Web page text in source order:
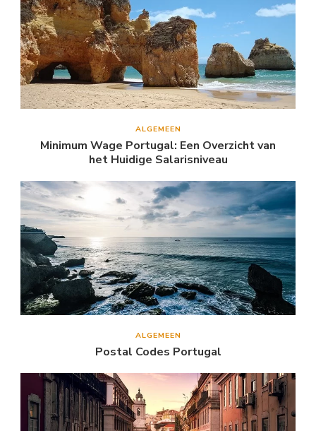
ALGEMEEN
Minimum Wage Portugal: Een Overzicht van
het Huidige Salarisniveau
ALGEMEEN
Postal Codes Portugal